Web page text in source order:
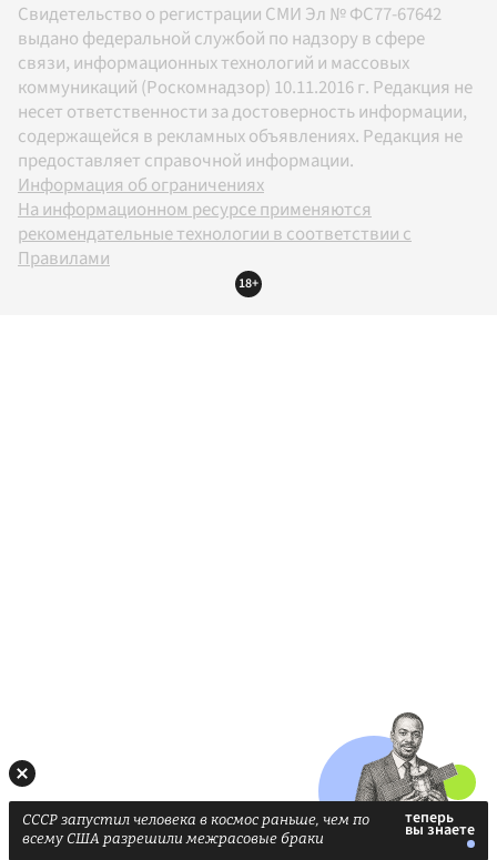
Свидетельство о регистрации СМИ Эл № ФС77-67642
выдано федеральной службой по надзору в сфере
связи, информационных технологий и массовых
коммуникаций (Роскомнадзор) 10.11.2016 г. Редакция не
несет ответственности за достоверность информации,
содержащейся в рекламных объявлениях. Редакция не
предоставляет справочной информации.
Информация об ограничениях
На информационном ресурсе применяются
рекомендательные технологии в соответствии с
Правилами
18+
СССР запустил человека в космос раньше, чем по
всему США разрешили межрасовые браки